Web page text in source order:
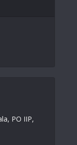
PO IIP,